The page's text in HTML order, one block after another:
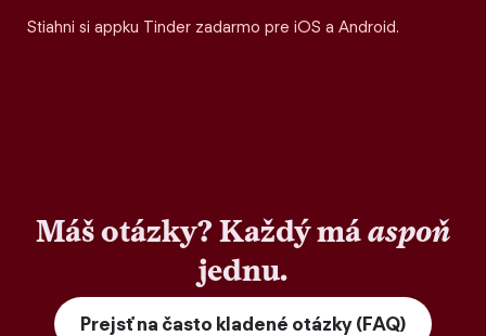
Stiahni si appku Tinder zadarmo pre iOS a Android.
Máš otázky? Každý máaspoň
jednu.
Prejsť na často kladené otázky (FAQ)